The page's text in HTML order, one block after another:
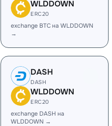
WLDDOWN
ERC20
exchange BTC на WLDDOWN
→
DASH
DASH
WLDDOWN
ERC20
exchange DASH на
WLDDOWN →